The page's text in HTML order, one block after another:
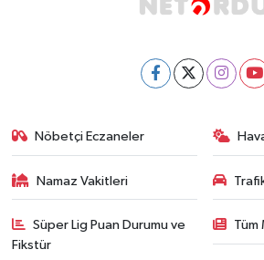
Nöbetçi Eczaneler
Namaz Vakitleri
Süper Lig Puan Durumu ve
Fikstür
Tüm